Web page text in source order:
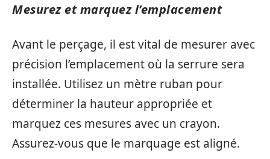
Mesurez et marquez l’emplacement
Avant le perçage, il est vital de mesurer avec
précision l’emplacement où la serrure sera
installée. Utilisez un mètre ruban pour
déterminer la hauteur appropriée et
marquez ces mesures avec un crayon.
Assurez-vous que le marquage est aligné.